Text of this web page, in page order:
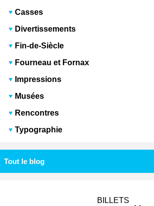
Casses
Divertissements
Fin-de-Siècle
Fourneau et Fornax
Impressions
Musées
Rencontres
Typographie
Tout le blog
BILLETS